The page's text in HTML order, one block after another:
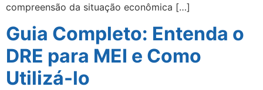
compreensão da situação econômica […]
Guia Completo: Entenda o
DRE para MEI e Como
Utilizá-lo